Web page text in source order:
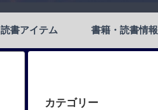
読書アイテム 書籍・読書情報
カテゴリー